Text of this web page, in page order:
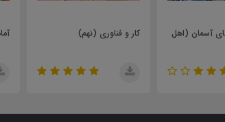
کار و فناوری (نهم) آمادگی دفاعی (نهم)